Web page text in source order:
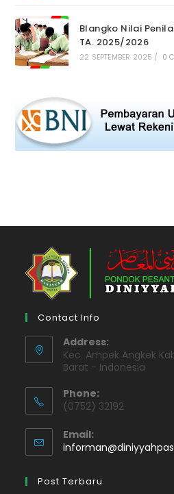
Blangko Nilai
TA. 2025/2026
22 SEPTEMBER 2025 / 0
Contact Info
Address:
Kec. Ampek Angkek
Barat - Indonesia
Phone:
(0752) 32192
Email:
Post Terbaru